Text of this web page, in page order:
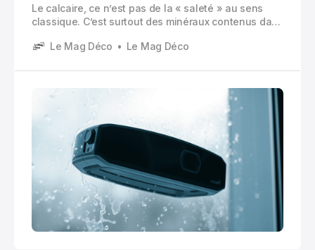
Le calcaire, ce n’est pas de la « saleté » au sens
classique. C’est surtout des minéraux contenus dans
magnésium. Tant que l’eau est là, tout va bien. Mais
sur une vitre, ça se voit tout de suite.
Le Mag Déco Le Mag Déco